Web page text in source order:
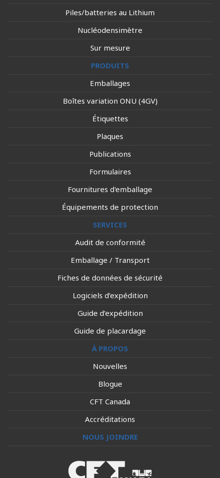
Piles/batteries au Lithium
Nucléodensimètre
Sur mesure
PRODUITS
Emballages
Boîtes variation ONU (4GV)
Étiquettes
Plaques
Publications
Formulaires
Fournitures d'emballage
Équipements de protection
SERVICES
Audit de conformité
Emballage / Transport
Fiches de données de sécurité
Logiciels d’expédition
Guide d’expédition
Guide de placardage
À PROPOS
Nouvelles
Blogue
CFT Canada
Accréditations
NOUS JOINDRE